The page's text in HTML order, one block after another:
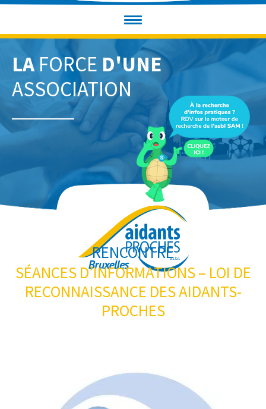
LA FORCE D'UNE
ASSOCIATION
RENCONTRE
SÉANCES D’INFORMATIONS – LOI DE
RECONNAISSANCE DES AIDANTS-
PROCHES